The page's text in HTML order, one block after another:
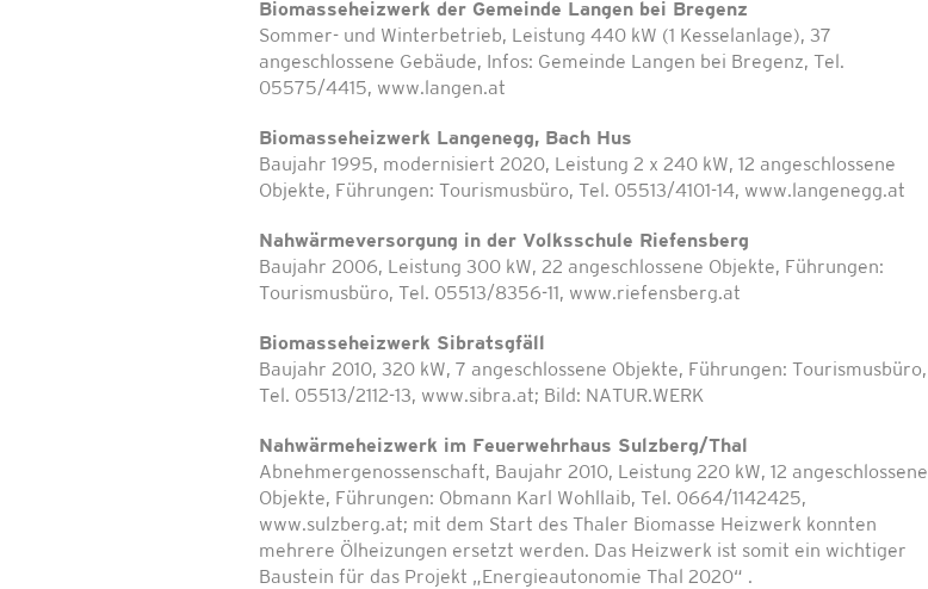
Biomasseheizwerk der Gemeinde Langen bei Bregenz
Sommer- und Winterbetrieb, Leistung 440 kW (1 Kesselanlage), 37
angeschlossene Gebäude, Infos: Gemeinde Langen bei Bregenz, Tel.
05575/4415, www.langen.at
Biomasseheizwerk Langenegg, Bach Hus
Baujahr 1995, modernisiert 2020, Leistung 2 x 240 kW, 12 angeschlossene
Objekte, Führungen: Tourismusbüro, Tel. 05513/4101-14, www.langenegg.at
Nahwärmeversorgung in der Volksschule Riefensberg
Baujahr 2006, Leistung 300 kW, 22 angeschlossene Objekte, Führungen:
Tourismusbüro, Tel. 05513/8356-11, www.riefensberg.at
Biomasseheizwerk Sibratsgfäll
Baujahr 2010, 320 kW, 7 angeschlossene Objekte, Führungen: Tourismusbüro,
Tel. 05513/2112-13, www.sibra.at; Bild: NATUR.WERK
Nahwärmeheizwerk im Feuerwehrhaus Sulzberg/Thal
Abnehmergenossenschaft, Baujahr 2010, Leistung 220 kW, 12 angeschlossene
Objekte, Führungen: Obmann Karl Wohllaib, Tel. 0664/1142425,
www.sulzberg.at; mit dem Start des Thaler Biomasse Heizwerk konnten
mehrere Ölheizungen ersetzt werden. Das Heizwerk ist somit ein wichtiger
Baustein für das Projekt „Energieautonomie Thal 2020“ .